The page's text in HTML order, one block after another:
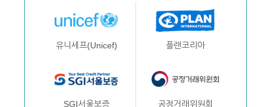
유니세프(Unicef) 플랜코리아
SGI서울보증 공정거래위원회